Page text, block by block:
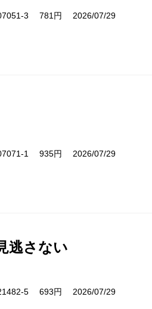
3 781円 2026/07/29
1 935円 2026/07/29
逃さない
5 693円 2026/07/29